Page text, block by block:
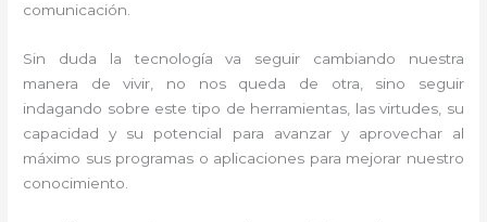
comunicación.
Sin duda la tecnología va seguir cambiando nuestra
manera de vivir, no nos queda de otra, sino seguir
indagando sobre este tipo de herramientas, las virtudes, su
capacidad y su potencial para avanzar y aprovechar al
máximo sus programas o aplicaciones para mejorar nuestro
conocimiento.